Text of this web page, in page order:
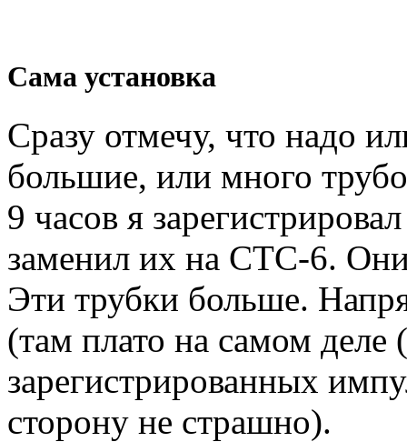
Сама установка
Сразу отмечу, что надо
большие, или много
9 часов я
заменил их на СТС-6.
Эти трубки больше.
(там плато на самом деле
зарегистрированных
сторону не страшно).